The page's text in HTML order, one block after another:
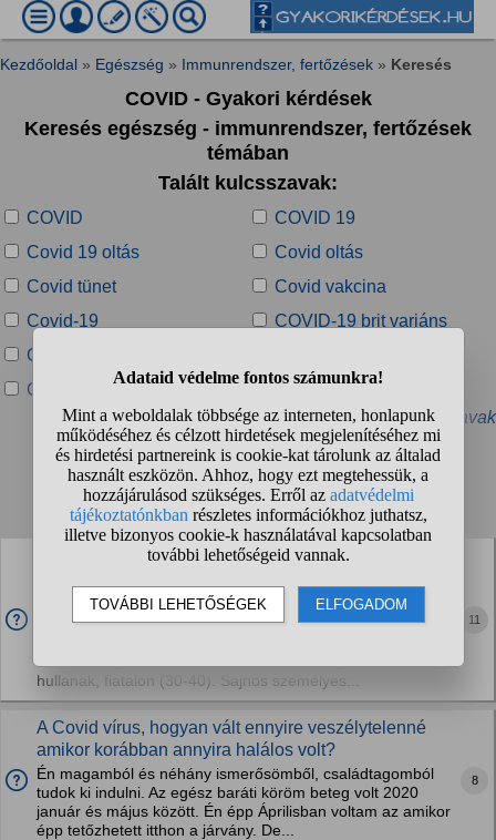
Kezdőoldal » Egészség » Immunrendszer, fertőzések » Keresés
COVID - Gyakori kérdések
Keresés egészség - immunrendszer, fertőzések
témában
Talált kulcsszavak:
COVID
COVID 19
Covid 19 oltás
Covid oltás
Covid tünet
Covid vakcina
Covid-19
COVID-19 brit variáns
COVID-19 járvány
Covid-diktatúra
Covid-igazolvány
» További kapcsolódó kulcsszavak
Talált kérdések:
1 2 3 4 ... ❯ ❯❯
ÁKOS és Rubint Réka rákos megbetegedése elég
hosszútávú káros hatásai vannak?
Azért régen nem volt ennyi celeb rákos, nem haltak meg
hallnak meg fiatalon. Civil kisemberek is folyamatosan
hullanak, fiatalon (30-40). Sajnos személyes...
11
A Covid vírus, hogyan vált ennyire veszélytelenné
amikor korábban annyira halálos volt?
Én magamból és néhány ismerősömből, családtagomból
tudok ki indulni. Az egész baráti köröm beteg volt 2020
január és május között. Én épp Áprilisban voltam az amikor
épp tetőzhetett itthon a járvány. De...
8